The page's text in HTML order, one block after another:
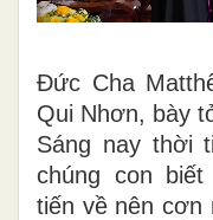
Đức Cha
Qui Nhơn, bày
Sáng nay thời
chúng con biết
tiến về nên cơn